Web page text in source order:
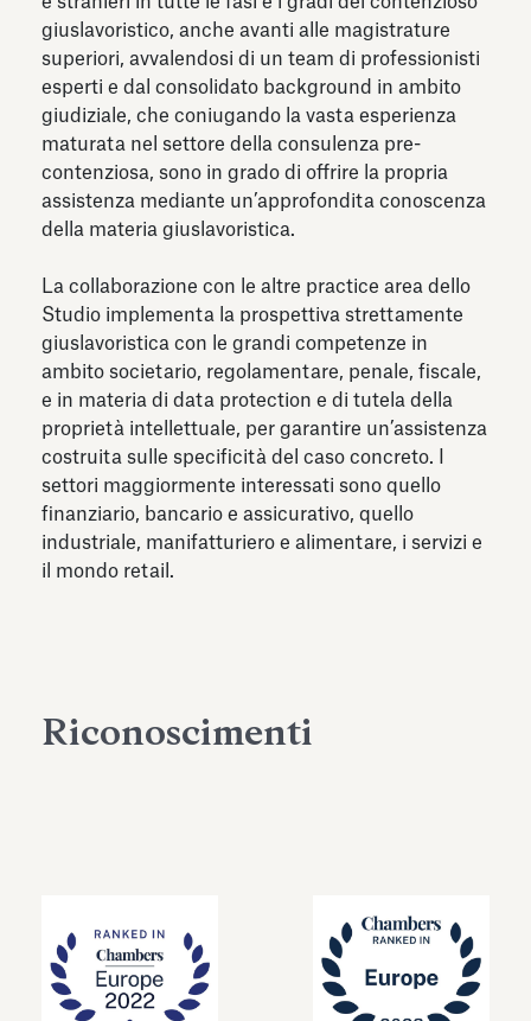
giuslavoristico, anche avanti alle magistrature
superiori, avvalendosi di un team di professionisti
esperti e dal consolidato background in ambito
giudiziale, che coniugando la vasta esperienza
maturata nel settore della consulenza pre-
contenziosa, sono in grado di offrire la propria
assistenza mediante un’approfondita conoscenza
della materia giuslavoristica.
La collaborazione con le altre practice area dello
Studio implementa la prospettiva strettamente
giuslavoristica con le grandi competenze in
ambito societario, regolamentare, penale, fiscale,
e in materia di data protection e di tutela della
proprietà intellettuale, per garantire un’assistenza
costruita sulle specificità del caso concreto. I
settori maggiormente interessati sono quello
finanziario, bancario e assicurativo, quello
industriale, manifatturiero e alimentare, i servizi e
il mondo retail.
Riconoscimenti